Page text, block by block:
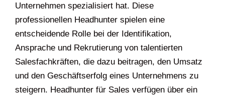
Unternehmen spezialisiert hat. Diese
professionellen Headhunter spielen eine
entscheidende Rolle bei der Identifikation,
Ansprache und Rekrutierung von talentierten
Salesfachkräften, die dazu beitragen, den Umsatz
und den Geschäftserfolg eines Unternehmens zu
steigern. Headhunter für Sales verfügen über ein